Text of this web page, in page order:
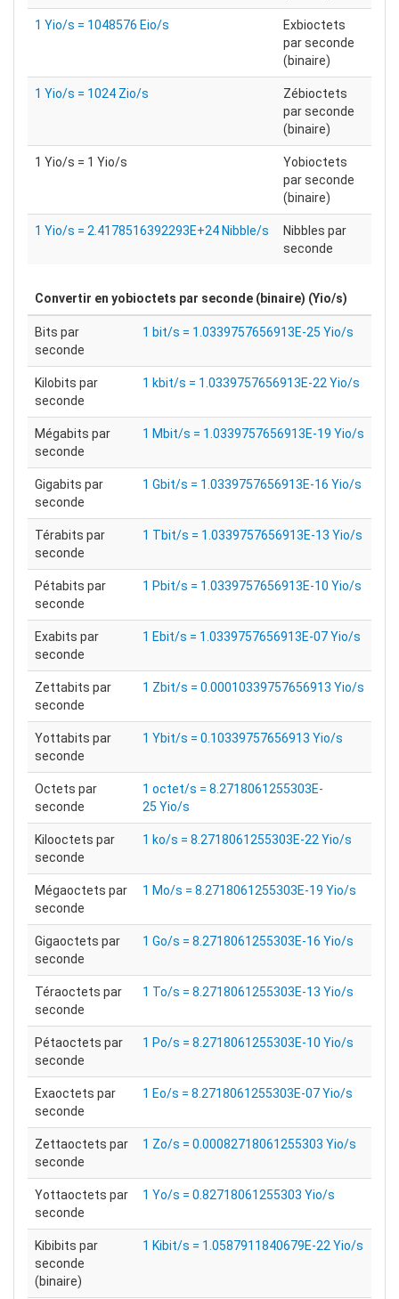
1 Yio/s = 1048576 Eio/s
Exbioctets
par seconde
(binaire)
1 Yio/s = 1024 Zio/s
Zébioctets
par seconde
(binaire)
1 Yio/s = 1 Yio/s
Yobioctets
par seconde
(binaire)
1 Yio/s = 2.4178516392293E+24 Nibble/s
Nibbles par
seconde
Convertir en yobioctets par seconde (binaire) (Yio/s)
Bits par
seconde
1 bit/s = 1.0339757656913E-25 Yio/s
Kilobits par
seconde
1 kbit/s = 1.0339757656913E-22 Yio/s
Mégabits par
seconde
1 Mbit/s = 1.0339757656913E-19 Yio/s
Gigabits par
seconde
1 Gbit/s = 1.0339757656913E-16 Yio/s
Térabits par
seconde
1 Tbit/s = 1.0339757656913E-13 Yio/s
Pétabits par
seconde
1 Pbit/s = 1.0339757656913E-10 Yio/s
Exabits par
seconde
1 Ebit/s = 1.0339757656913E-07 Yio/s
Zettabits par
seconde
1 Zbit/s = 0.00010339757656913 Yio/s
Yottabits par
seconde
1 Ybit/s = 0.10339757656913 Yio/s
Octets par
seconde
1 octet/s = 8.2718061255303E-
25 Yio/s
Kilooctets par
seconde
1 ko/s = 8.2718061255303E-22 Yio/s
Mégaoctets par
seconde
1 Mo/s = 8.2718061255303E-19 Yio/s
Gigaoctets par
seconde
1 Go/s = 8.2718061255303E-16 Yio/s
Téraoctets par
seconde
1 To/s = 8.2718061255303E-13 Yio/s
Pétaoctets par
seconde
1 Po/s = 8.2718061255303E-10 Yio/s
Exaoctets par
seconde
1 Eo/s = 8.2718061255303E-07 Yio/s
Zettaoctets par
seconde
1 Zo/s = 0.00082718061255303 Yio/s
Yottaoctets par
seconde
1 Yo/s = 0.82718061255303 Yio/s
Kibibits par
seconde
(binaire)
1 Kibit/s = 1.0587911840679E-22 Yio/s